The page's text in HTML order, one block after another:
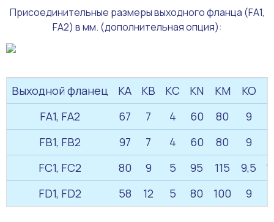
Присоединительные размеры выходного фланца (FA1,
FA2) в мм. (дополнительная опция):
Выходной фланец KA KB KC KN KM KO
FA1, FA2
67 7 4 60 80 9
FB1, FB2
97 7 4 60 80 9
FC1, FC2
80 9 5 95 115 9,5
FD1, FD2
58 12 5 80 100 9